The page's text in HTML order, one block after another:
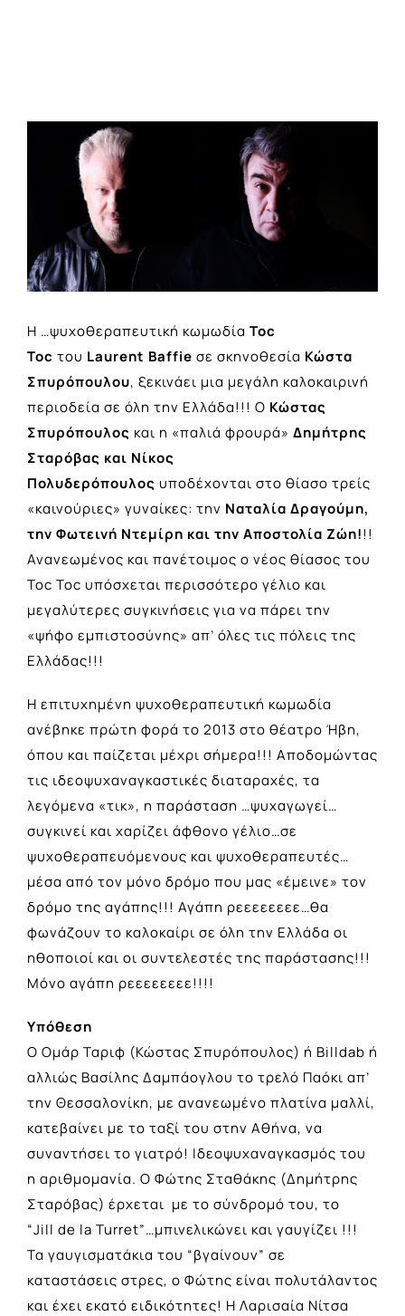
Η …ψυχοθεραπευτική κωμωδία Toc
Toc του Laurent Baffie σε σκηνοθεσία Κώστα
Σπυρόπουλου, ξεκινάει μια μεγάλη καλοκαιρινή
περιοδεία σε όλη την Ελλάδα!!! Ο Κώστας
Σπυρόπουλος και η «παλιά φρουρά» Δημήτρης
Σταρόβας και Νίκος
Πολυδερόπουλος υποδέχονται στο θίασο τρείς
«καινούριες» γυναίκες: την Ναταλία Δραγούμη,
την Φωτεινή Ντεμίρη και την Αποστολία Ζώη!!!
Ανανεωμένος και πανέτοιμος ο νέος θίασος του
Toc Toc υπόσχεται περισσότερο γέλιο και
μεγαλύτερες συγκινήσεις για να πάρει την
«ψήφο εμπιστοσύνης» απ’ όλες τις πόλεις της
Ελλάδας!!!
Η επιτυχημένη ψυχοθεραπευτική κωμωδία
ανέβηκε πρώτη φορά το 2013 στο θέατρο Ήβη,
όπου και παίζεται μέχρι σήμερα!!! Αποδομώντας
τις ιδεοψυχαναγκαστικές διαταραχές, τα
λεγόμενα «τικ», η παράσταση …ψυχαγωγεί…
συγκινεί και χαρίζει άφθονο γέλιο…σε
ψυχοθεραπευόμενους και ψυχοθεραπευτές…
μέσα από τον μόνο δρόμο που μας «έμεινε» τον
δρόμο της αγάπης!!! Αγάπη ρεεεεεεεε…θα
φωνάζουν το καλοκαίρι σε όλη την Ελλάδα οι
ηθοποιοί και οι συντελεστές της παράστασης!!!
Μόνο αγάπη ρεεεεεεεε!!!!
Υπόθεση
Ο Ομάρ Ταριφ (Κώστας Σπυρόπουλος) ή Βilldab ή
αλλιώς Βασίλης Δαμπάογλου το τρελό Παόκι απ’
την Θεσσαλονίκη, με ανανεωμένο πλατίνα μαλλί,
κατεβαίνει με το ταξί του στην Αθήνα, να
συναντήσει το γιατρό! Ιδεοψυχαναγκασμός του
η αριθμομανία. Ο Φώτης Σταθάκης (Δημήτρης
Σταρόβας) έρχεται με το σύνδρομό του, το
“Jill de la Turret”…μπινελικώνει και γαυγίζει !!!
Τα γαυγισματάκια του “βγαίνουν” σε
καταστάσεις στρες, ο Φώτης είναι πολυτάλαντος
και έχει εκατό ειδικότητες! Η Λαρισαία Νίτσα